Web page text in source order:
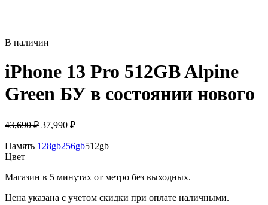
В наличии
iPhone 13 Pro 512GB Alpine
Green БУ в состоянии нового
43,690₽ Первоначальная
составляла
37,990 ₽Текущая
37,990 ₽.
Память 128gb256gb512gb
Цвет
Магазин в 5 минутах от метро без выходных.
Цена указана с учетом скидки при оплате наличными.